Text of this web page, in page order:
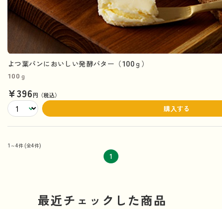
よつ葉パンにおいしい発酵バター（100ｇ）
100ｇ
¥396円（税込）
購入する
1～4件 (全4件)
1
最近チェックした商品